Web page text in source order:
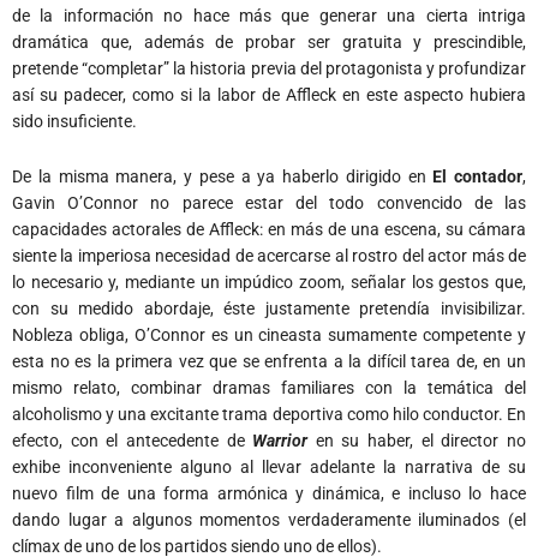
de la información no hace más que generar una cierta intriga
dramática que, además de probar ser gratuita y prescindible,
pretende “completar” la historia previa del protagonista y profundizar
así su padecer, como si la labor de Affleck en este aspecto hubiera
sido insuficiente.
De la misma manera, y pese a ya haberlo dirigido enEl contador,
Gavin O’Connor no parece estar del todo convencido de las
capacidades actorales de Affleck: en más de una escena, su cámara
siente la imperiosa necesidad de acercarse al rostro del actor más de
lo necesario y, mediante un impúdico zoom, señalar los gestos que,
con su medido abordaje, éste justamente pretendía invisibilizar.
Nobleza obliga, O’Connor es un cineasta sumamente competente y
esta no es la primera vez que se enfrenta a la difícil tarea de, en un
mismo relato, combinar dramas familiares con la temática del
alcoholismo y una excitante trama deportiva como hilo conductor. En
efecto, con el antecedente de Warrioren su haber, el director no
exhibe inconveniente alguno al llevar adelante la narrativa de su
nuevo film de una forma armónica y dinámica, e incluso lo hace
dando lugar a algunos momentos verdaderamente iluminados (el
clímax de uno de los partidos siendo uno de ellos).